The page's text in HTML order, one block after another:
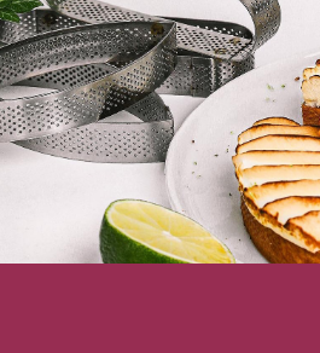
Largeur des dents : 5 mm d'un
Marque : Mallard Ferrière